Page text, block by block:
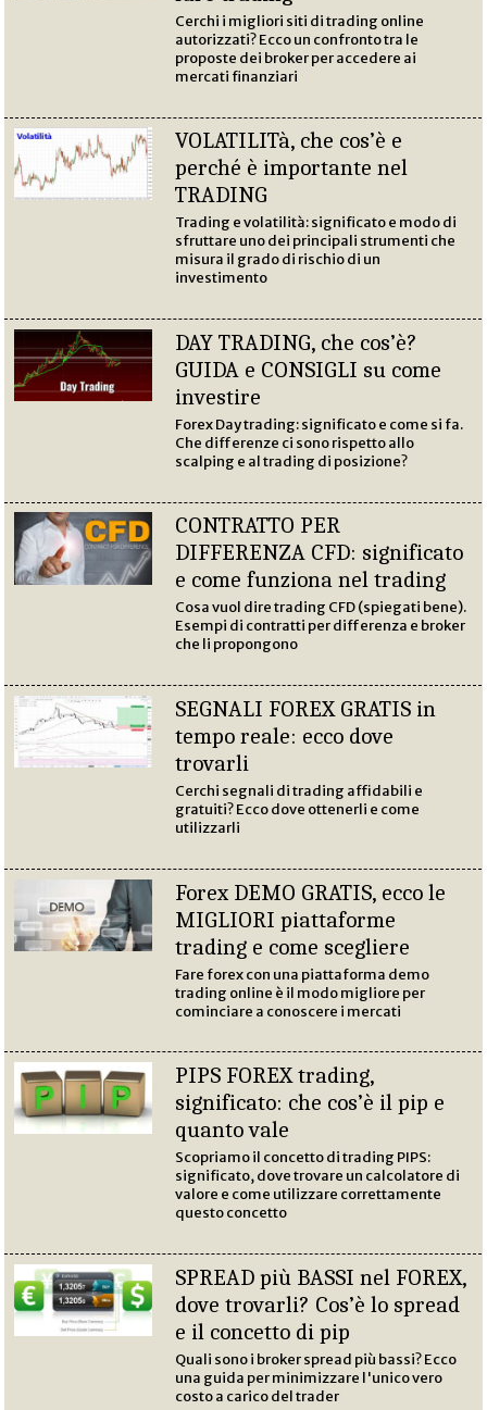
Cerchi i migliori siti di trading online
autorizzati? Ecco un confronto tra le
proposte dei broker per accedere ai
mercati finanziari
VOLATILITà, che cos’è e
perché è importante nel
TRADING
Trading e volatilità: significato e modo di
sfruttare uno dei principali strumenti che
misura il grado di rischio di un
investimento
DAY TRADING, che cos’è?
GUIDA e CONSIGLI su come
investire
Forex Day trading: significato e come si fa.
Che differenze ci sono rispetto allo
scalping e al trading di posizione?
CONTRATTO PER
DIFFERENZA CFD: significato
e come funziona nel trading
Cosa vuol dire trading CFD (spiegati bene).
Esempi di contratti per differenza e broker
che li propongono
SEGNALI FOREX GRATIS in
tempo reale: ecco dove
trovarli
Cerchi segnali di trading affidabili e
gratuiti? Ecco dove ottenerli e come
utilizzarli
Forex DEMO GRATIS, ecco le
MIGLIORI piattaforme
trading e come scegliere
Fare forex con una piattaforma demo
trading online è il modo migliore per
cominciare a conoscere i mercati
PIPS FOREX trading,
significato: che cos’è il pip e
quanto vale
Scopriamo il concetto di trading PIPS:
significato, dove trovare un calcolatore di
valore e come utilizzare correttamente
questo concetto
SPREAD più BASSI nel FOREX,
dove trovarli? Cos’è lo spread
e il concetto di pip
Quali sono i broker spread più bassi? Ecco
una guida per minimizzare l'unico vero
costo a carico del trader